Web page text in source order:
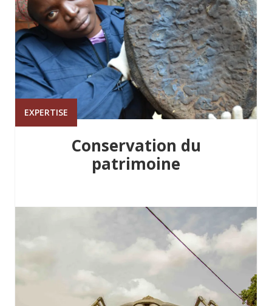
EXPERTISE
Conservation du
patrimoine